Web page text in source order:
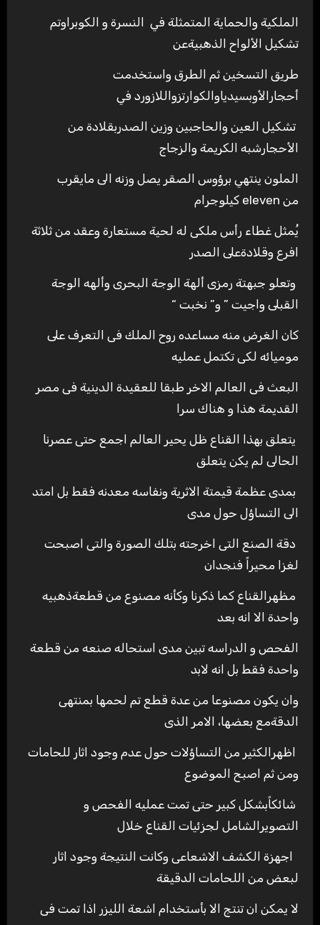
الملكية والحماية المتمثلة في النسرة و الكوبراوتم
تشكيل الألواح الذهبيةعن
طريق التسخين ثم الطرق واستخدمت
أحجارالأوبسيدياوالكوارتزواللازورد في
تشكيل العين والحاجبين وزين الصدربقلادة من
الأحجارشبه الكريمة والزجاج
الملون ينتهي برؤوس الصقر يصل وزنه الى مايقرب
من eleven كيلوجرام
يُمثل غطاء رأس ملكى له لحية مستعارة وعقد من ثلاثة
افرع وقلادةعلى الصدر
وتعلو جبهتة رمزى ألهة الوجة البحرى وألهه الوجة
القبلى واجيت ” و” نخبت “
كان الغرض منه مساعده روح الملك فى التعرف على
موميائه لكى تكتمل عمليه
البعث فى العالم الاخر طبقا للعقيدة الدينية فى مصر
القديمة هذا و هناك سرا
يتعلق بهذا القناع ظل يحير العالم اجمع حتى عصرنا
الحالى لم يكن يتعلق
بمدى عظمة قيمتة الاثرية ونفاسه معدنه فقط بل امتد
الى التساؤل حول مدى
دقة الصنع التى اخرجته بتلك الصورة والتى اصبحت
لغزا محيراً فنجدان
مظهرالقناع كما ذكرنا وكأنه مصنوع من قطعةذهبيه
واحدة الا انه بعد
الفحص و الدراسه تبين مدى استحاله صنعه من قطعة
واحدة فقط بل انه لابد
وان يكون مصنوعا من عدة قطع تم لحمها بمنتهى
الدقةمع بعضها، الامر الذى
اظهرالكثير من التساؤلات حول عدم وجود اثار للحامات
ومن ثم اصبح الموضوع
شائكاًبشكل كبير حتى تمت عمليه الفحص و
التصويرالشامل لجزئيات القناع خلال
اجهزة الكشف الاشعاعى وكانت النتيجة وجود اثار
لبعض من اللحامات الدقيقة
لا يمكن ان تنتج الا بأستخدام اشعة الليزر اذا تمت فى